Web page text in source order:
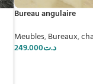
Bureau angulaire
Meubles,Bureaux,
د.ت249.000